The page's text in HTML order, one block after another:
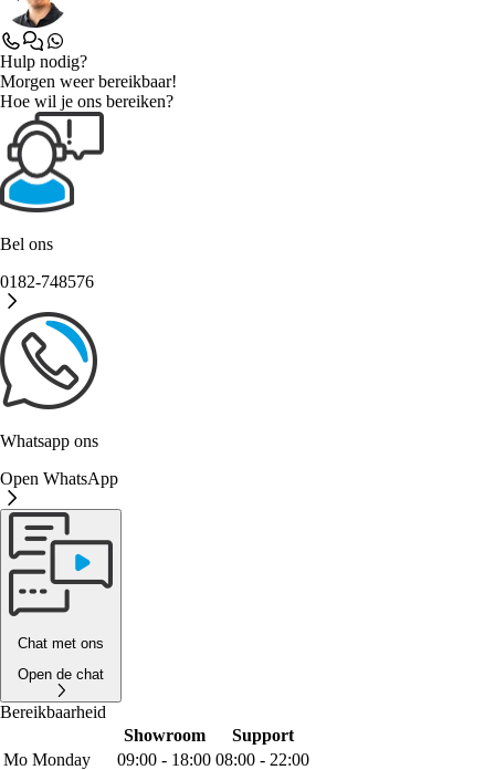
Hulp nodig?
Morgen weer bereikbaar!
Hoe wil je ons bereiken?
Bel ons
0182-748576
Whatsapp ons
Open WhatsApp
Chat met ons
Open de chat
Bereikbaarheid
Showroom
Support
Mo Monday 09:00 - 18:00 08:00 - 22:00